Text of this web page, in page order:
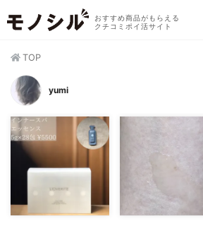
おすすめ商品がもらえる
クチコミポイ活サイト
TOP
yumi